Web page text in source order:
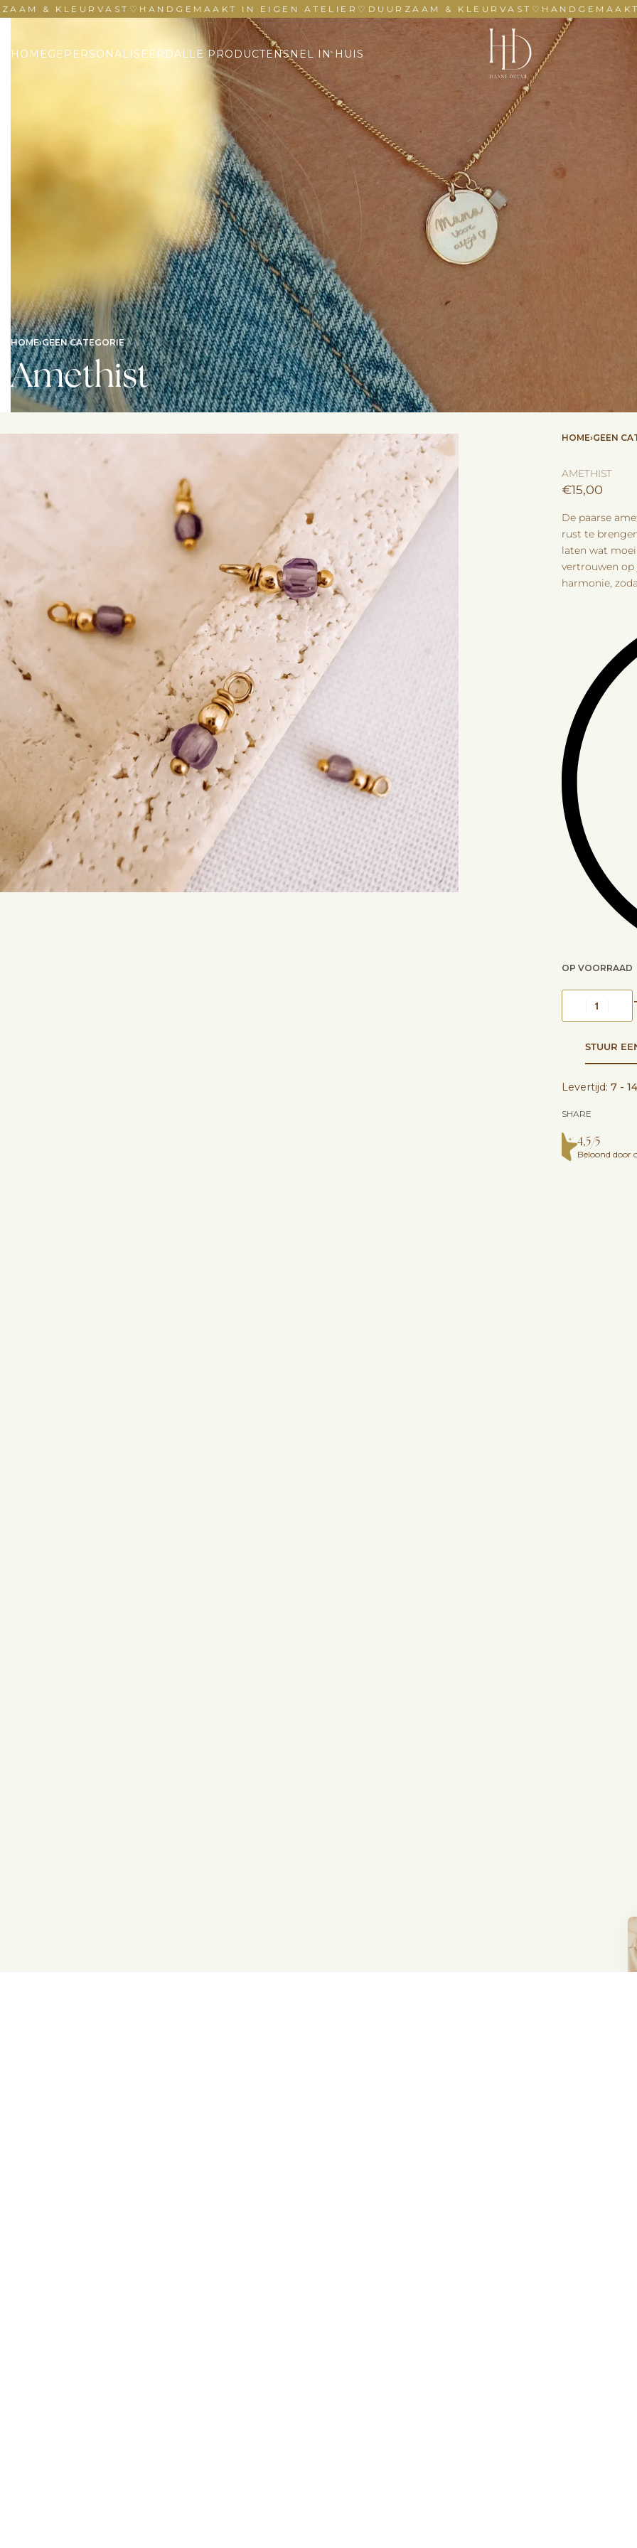
KLEURVAST♡ HANDGEMAAKT IN EIGEN ATELIER ♡DUURZAAM & KLEURVAST♡ HANDGEMAAKT IN
HOMEGEPERSONALISEERDALLE PRODUCTENSNEL IN HUIS
HOME›GEEN CATEGORIE
Amethist
HOME›GEEN
AMETHIST
€15,00
De paarse
rust te
laten wat
vertrouwen op
harmonie,
OP VOORRAAD
STUUR
Levertijd: 7 -
SHARE
4,5/5
Beloond door